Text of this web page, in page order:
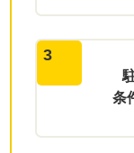
3
条